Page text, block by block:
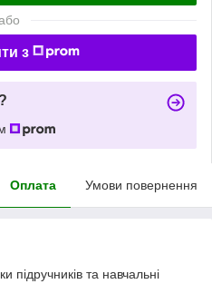
з
Оплата Умови повернення
підручників та навчальні